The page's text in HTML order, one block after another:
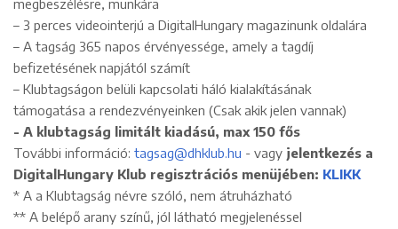
megbeszélésre, munkára
– 3 perces videointerjú a DigitalHungary magazinunk oldalára
– A tagság 365 napos érvényessége, amely a tagdíj
befizetésének napjától számít
– Klubtagságon belüli kapcsolati háló kialakításának
támogatása a rendezvényeinken (Csak akik jelen vannak)
- A klubtagság limitált kiadású, max 150 fős
További információ: tagsag@dhklub.hu - vagy jelentkezés a
DigitalHungary Klub regisztrációs menüjében: KLIKK
* A a Klubtagság névre szóló, nem átruházható
** A belépő arany színű, jól látható megjelenéssel